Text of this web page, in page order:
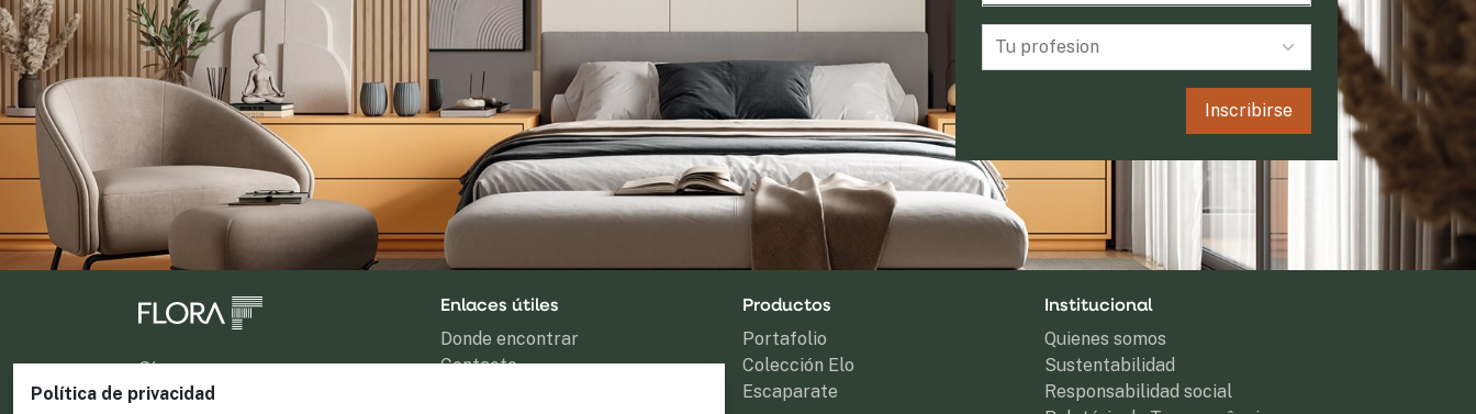
Inscribirse
Síganos
Enlaces útiles
Donde encontrar
Contacto
Productos
Portafolio
Colección Elo
Escaparate
Institucional
Quienes somos
Sustentabilidad
Responsabilidad social
Política de privacidad